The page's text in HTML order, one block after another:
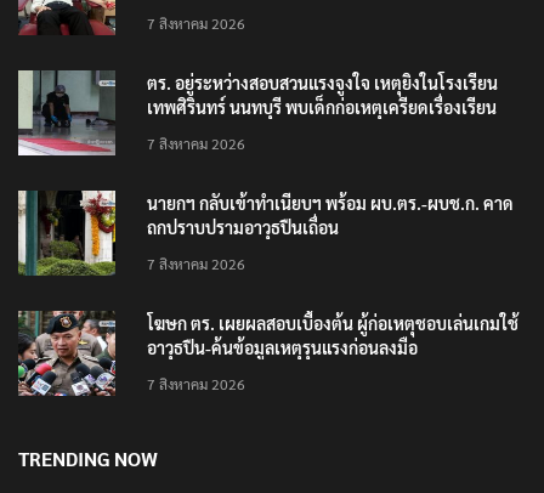
7 สิงหาคม 2026
ตร. อยู่ระหว่างสอบสวนแรงจูงใจ เหตุยิงในโรงเรียน
เทพศิรินทร์ นนทบุรี พบเด็กก่อเหตุเครียดเรื่องเรียน
7 สิงหาคม 2026
นายกฯ กลับเข้าทำเนียบฯ พร้อม ผบ.ตร.-ผบช.ก. คาด
ถกปราบปรามอาวุธปืนเถื่อน
7 สิงหาคม 2026
โฆษก ตร. เผยผลสอบเบื้องต้น ผู้ก่อเหตุชอบเล่นเกมใช้
อาวุธปืน-ค้นข้อมูลเหตุรุนแรงก่อนลงมือ
7 สิงหาคม 2026
TRENDING NOW